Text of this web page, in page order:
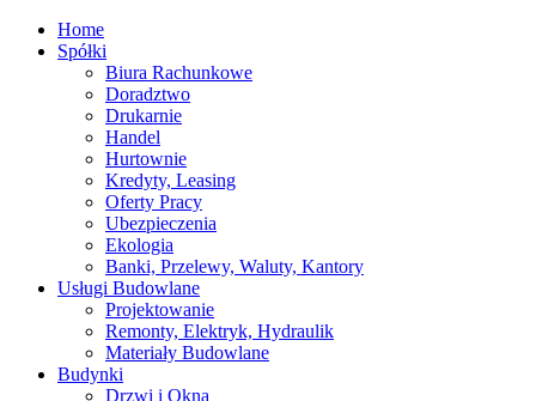
Home
Spółki
Biura Rachunkowe
Doradztwo
Drukarnie
Handel
Hurtownie
Kredyty, Leasing
Oferty Pracy
Ubezpieczenia
Ekologia
Banki, Przelewy, Waluty, Kantory
Usługi Budowlane
Projektowanie
Remonty, Elektryk, Hydraulik
Materiały Budowlane
Budynki
Drzwi i Okna